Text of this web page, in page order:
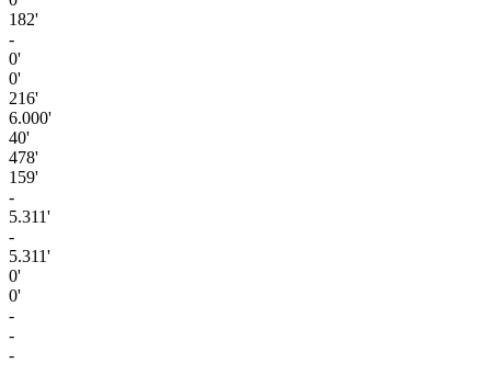
182'
-
0'
0'
216'
6.000'
40'
478'
159'
-
5.311'
-
5.311'
0'
0'
-
-
-